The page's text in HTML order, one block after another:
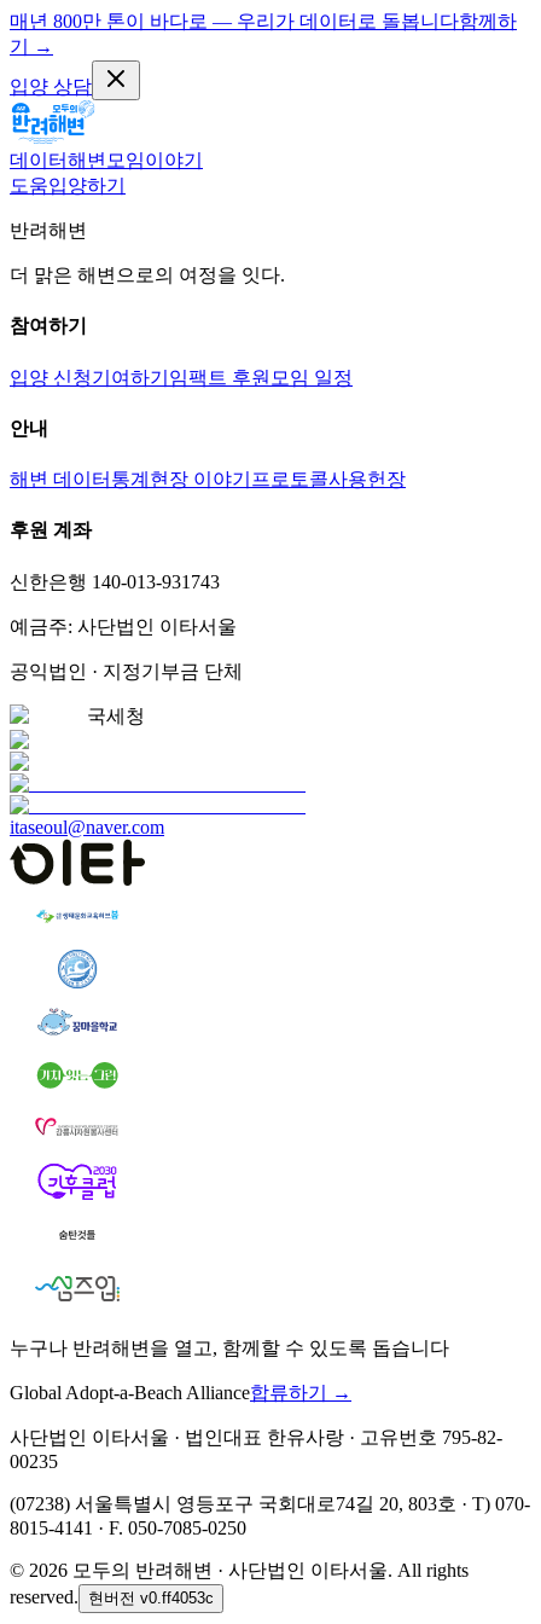
매년 800만 톤이 바다로 — 우리가 데이터로 돌봅니다함께하
기
→
입양 상담
데이터해변 모임이야기
도움입양하기
반려해변
더 맑은 해변으로의 여정을 잇다.
참여하기
입양 신청기여하기 임팩트 후원 모임 일정
안내
해변 데이터 통계 현장 이야기 프로토콜사용헌장
후원 계좌
신한은행 140-013-931743
예금주: 사단법인 이타서울
공익법인 · 지정기부금 단체
국세청
itaseoul@naver.com
누구나 반려해변을 열고, 함께할 수 있도록 돕습니다
Global Adopt-a-Beach Alliance합류하기 →
사단법인 이타서울 · 법인대표 한유사랑 · 고유번호 795-82-
00235
(07238) 서울특별시 영등포구 국회대로74길 20, 803호 · T) 070-
8015-4141 · F. 050-7085-0250
© 2026 모두의 반려해변 · 사단법인 이타서울. All rights
reserved.
현버전 v0.ff4053c